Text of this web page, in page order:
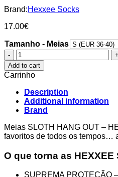
Brand:Hexxee Socks
17.00€
Tamanho - Meias
Meias
SLOTH
HANG
OUT
-
HEXXEE
Socks
quantity
Add to cart
Carrinho
Description
Additional information
Brand
Meias SLOTH HANG OUT –
favoritos de todos os tempos…
O que torna as
SUPREMA PROTEÇÃO